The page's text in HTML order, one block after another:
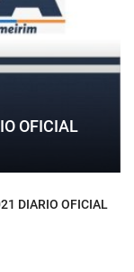
OFICIAL
DIARIO OFICIAL